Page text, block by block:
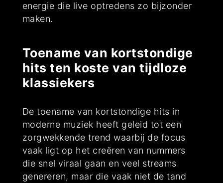
energie die live optredens zo bijzonder
maken.
Toename van kortstondige
hits ten koste van tijdloze
klassiekers
De toename van kortstondige hits in
moderne muziek heeft geleid tot een
zorgwekkende trend waarbij de focus
vaak ligt op het creëren van nummers
die snel viraal gaan en veel streams
genereren, maar die vaak niet de tand